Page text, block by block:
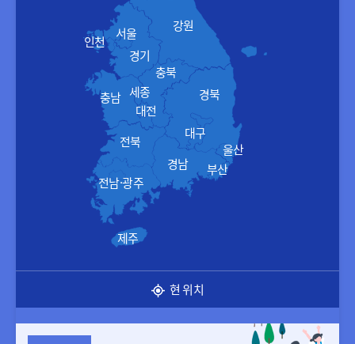
현 위치
서울
경기
인천
강원
충북
충남 세종
대전
경북
경남
울산
부산
대구
전북
전남·광주
제주